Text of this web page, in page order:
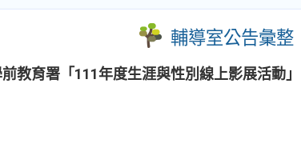
輔導室公告彙整
教育署「111年度生涯與性別線上影展活動